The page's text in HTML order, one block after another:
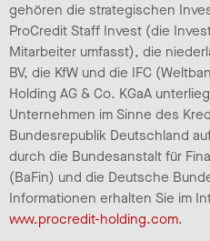
gehören die strategischen
ProCredit Staff Invest (die
Mitarbeiter umfasst), die
BV, die KfW und die IFC
Holding AG & Co. KGaA
Unternehmen im Sinne des
Bundesrepublik Deutschland
durch die Bundesanstalt für
(BaFin) und die Deutsche
Informationen erhalten Sie im
www.procredit-holding.com.